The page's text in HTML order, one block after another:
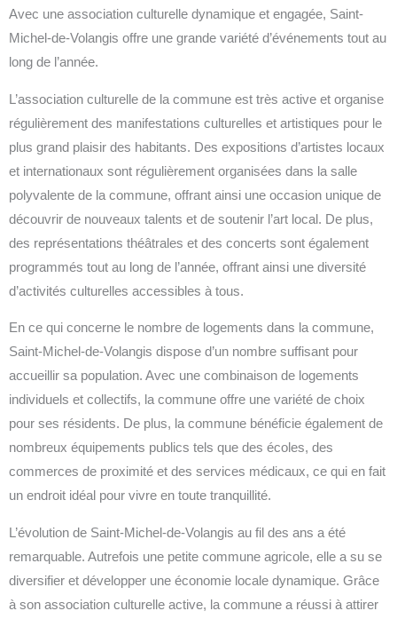
Avec une association culturelle dynamique et engagée, Saint-
Michel-de-Volangis offre une grande variété d’événements tout au
long de l’année.
L’association culturelle de la commune est très active et organise
régulièrement des manifestations culturelles et artistiques pour le
plus grand plaisir des habitants. Des expositions d’artistes locaux
et internationaux sont régulièrement organisées dans la salle
polyvalente de la commune, offrant ainsi une occasion unique de
découvrir de nouveaux talents et de soutenir l’art local. De plus,
des représentations théâtrales et des concerts sont également
programmés tout au long de l’année, offrant ainsi une diversité
d’activités culturelles accessibles à tous.
En ce qui concerne le nombre de logements dans la commune,
Saint-Michel-de-Volangis dispose d’un nombre suffisant pour
accueillir sa population. Avec une combinaison de logements
individuels et collectifs, la commune offre une variété de choix
pour ses résidents. De plus, la commune bénéficie également de
nombreux équipements publics tels que des écoles, des
commerces de proximité et des services médicaux, ce qui en fait
un endroit idéal pour vivre en toute tranquillité.
L’évolution de Saint-Michel-de-Volangis au fil des ans a été
remarquable. Autrefois une petite commune agricole, elle a su se
diversifier et développer une économie locale dynamique. Grâce
à son association culturelle active, la commune a réussi à attirer